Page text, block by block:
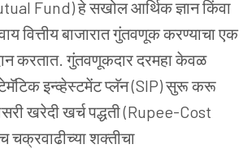
Fund) हे सखोल आर्थिक ज्ञान किंवा
वित्तीय बाजारात गुंतवणूक करण्याचा एक
करतात. गुंतवणूकदार दरमहा केवळ
इन्व्हेस्टमेंट प्लॅन (SIP) सुरू करू
खरेदी खर्च पद्धती (Rupee-Cost
शक्तीचा